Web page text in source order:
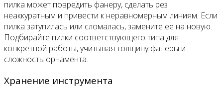
пилка может повредить фанеру, сделать рез
неаккуратным и привести к неравномерным линиям. Если
пилка затупилась или сломалась, замените ее на новую.
Подбирайте пилки соответствующего типа для
конкретной работы, учитывая толщину фанеры и
сложность орнамента.
Хранение инструмента